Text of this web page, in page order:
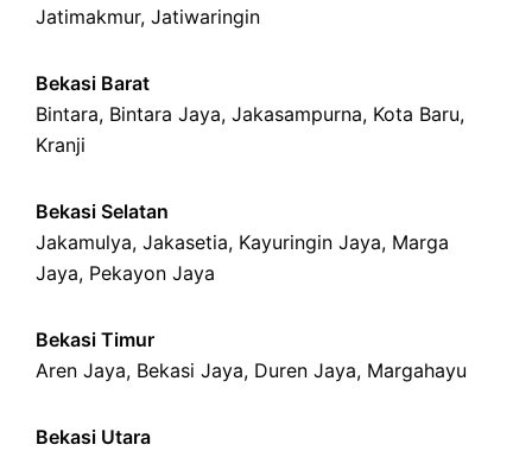
Jatimakmur, Jatiwaringin
Bekasi Barat
Bintara, Bintara Jaya, Jakasampurna, Kota Baru,
Kranji
Bekasi Selatan
Jakamulya, Jakasetia, Kayuringin Jaya, Marga
Jaya, Pekayon Jaya
Bekasi Timur
Aren Jaya, Bekasi Jaya, Duren Jaya, Margahayu
Bekasi Utara